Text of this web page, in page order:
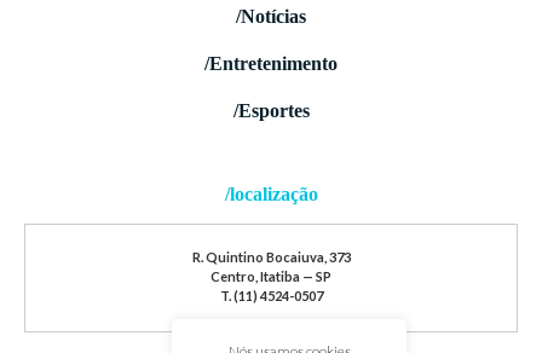
/Notícias
/Entretenimento
/Esportes
/localização
R. Quintino Bocaiuva, 373
Centro, Itatiba — SP
T. (11) 4524-0507